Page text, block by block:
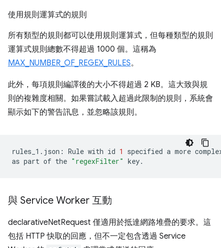
使用規則運算式的規則
所有類型的規則都可以使用規則運算式，但每種類型的規則
運算式規則總數不得超過 1000 個。這稱為
MAX_NUMBER_OF_REGEX_RULES。
此外，每項規則編譯後的大小不得超過 2 KB。這大致與規
則的複雜度相關。如果嘗試載入超過此限制的規則，系統會
顯示如下的警告訊息，並忽略該規則。
rules_1.json: Rule with id 1 specified a more
as part of the "regexFilter"
與 Service Worker 互動
declarativeNetRequest 僅適用於抵達網路堆疊的要求。這
包括 HTTP 快取的回應，但不一定包含透過 Service